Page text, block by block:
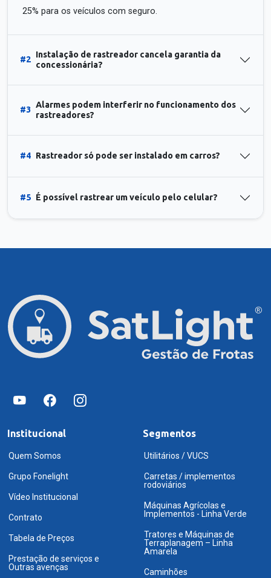
25% para os veículos com seguro.
#2
Instalação de rastreador cancela garantia da
concessionária?
#3
Alarmes podem interferir no funcionamento dos
rastreadores?
#4 Rastreador só pode ser instalado em carros?
#5 É possível rastrear um veículo pelo celular?
Institucional
Quem Somos
Grupo Fonelight
Vídeo Institucional
Contrato
Tabela de Preços
Prestação de serviços e
Outras avenças
Segmentos
Utilitários / VUCS
Carretas / implementos
rodoviários
Máquinas Agrícolas e
Implementos - Linha Verde
Tratores e Máquinas de
Terraplanagem – Linha
Amarela
Caminhões